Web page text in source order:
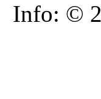
Info: ©